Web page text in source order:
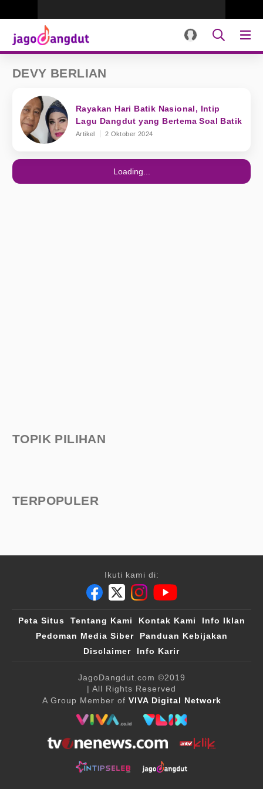
DEVY BERLIAN
Rayakan Hari Batik Nasional, Intip
Lagu Dangdut yang Bertema Soal Batik
Artikel 2 Oktober 2024
Loading...
TOPIK PILIHAN
TERPOPULER
Ikuti kami di:
Peta Situs Tentang Kami Kontak Kami
Info Iklan
Pedoman Media Siber
Panduan Kebijakan
Disclaimer
Info Karir
JagoDangdut.com ©2019
| All Rights Reserved
A Group Member of VIVA Digital Network